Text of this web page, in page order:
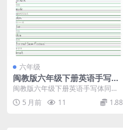
六年级
闽教版六年级下册英语手写体
同步字帖电子版下载
闽教版六年级下册英语手写体同步
字帖预览 对于福建地区面临毕业的
小学生来说，规范的...
5 月前 11 1.88